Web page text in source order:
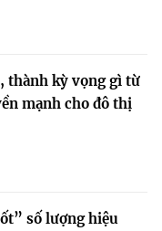
thành kỳ vọng gì từ
mạnh cho đô thị
số lượng hiệu